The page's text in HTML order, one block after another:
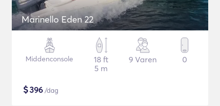
Marinello Eden 22
Middenconsole
18 ft
5 m
9 Varen 0
$396 /dag